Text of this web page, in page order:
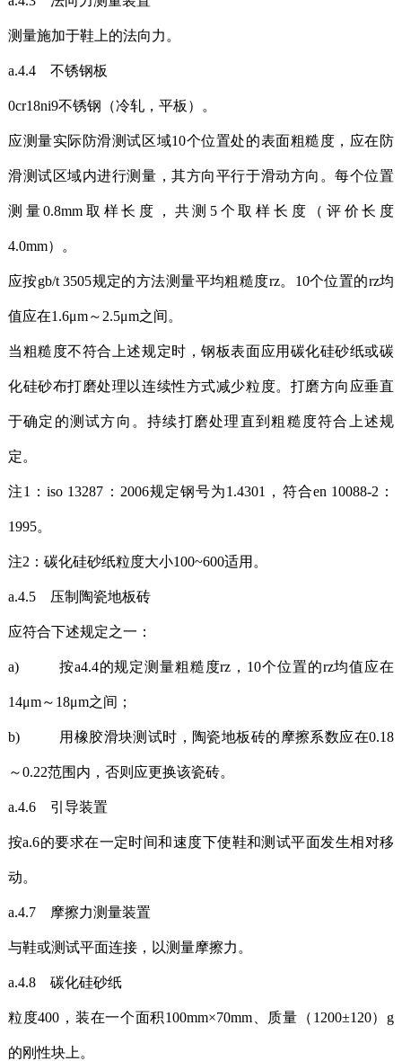
测量施加于鞋上的法向力。
a.4.4 不锈钢板
0cr18ni9不锈钢（冷轧，平板）。
应测量实际防滑测试区域10个位置处的表面粗糙度，应在防
滑测试区域内进行测量，其方向平行于滑动方向。每个位置
测量0.8mm取样长度，共测5个取样长度（评价长度
4.0mm）。
应按gb/t 3505规定的方法测量平均粗糙度rz。10个位置的rz均
值应在1.6μm～2.5μm之间。
当粗糙度不符合上述规定时，钢板表面应用碳化硅砂纸或碳
化硅砂布打磨处理以连续性方式减少粒度。打磨方向应垂直
于确定的测试方向。持续打磨处理直到粗糙度符合上述规
定。
注1：iso 13287：2006规定钢号为1.4301，符合en 10088-2：
1995。
注2：碳化硅砂纸粒度大小100~600适用。
a.4.5 压制陶瓷地板砖
应符合下述规定之一：
a) 按a4.4的规定测量粗糙度rz，10个位置的rz均值应在
14μm～18μm之间；
b) 用橡胶滑块测试时，陶瓷地板砖的摩擦系数应在0.18
～0.22范围内，否则应更换该瓷砖。
a.4.6 引导装置
按a.6的要求在一定时间和速度下使鞋和测试平面发生相对移
动。
a.4.7 摩擦力测量装置
与鞋或测试平面连接，以测量摩擦力 。
a.4.8 碳化硅砂纸
粒度400，装在一个面积100mm×70mm、质量（1200±120）g
的刚性块上。